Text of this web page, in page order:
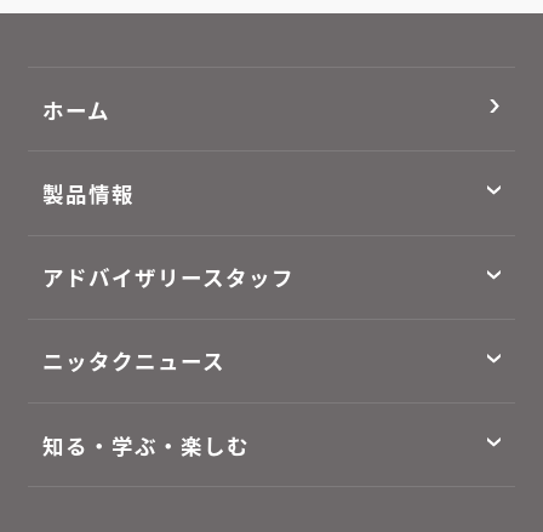
ホーム
製品情報
アドバイザリースタッフ
ニッタクニュース
知る・学ぶ・楽しむ